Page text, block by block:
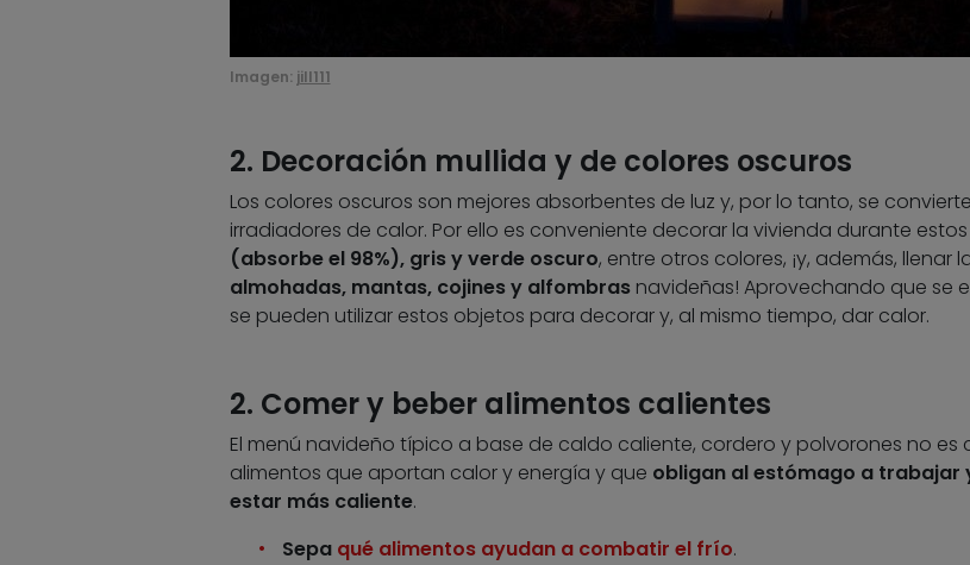
Imagen: jill111
2. Decoración mullida y de colores oscuros
Los colores oscuros son mejores absorbentes de luz y, por lo tanto, se
irradiadores de calor. Por ello es conveniente decorar la vivienda durante
(absorbe el 98%), gris y verde oscuro, entre otros colores, ¡y, además, llenar
almohadas, mantas, cojines y alfombrasnavideñas! Aprovechando que se
se pueden utilizar estos objetos para decorar y, al mismo tiempo, dar calor.
2. Comer y beber alimentos calientes
El menú navideño típico a base de caldo caliente, cordero y polvorones no es
alimentos que aportan calor y energía y que obligan al estómago a trabajar
estar más caliente.
Sepa qué alimentos ayudan a combatir el frío.